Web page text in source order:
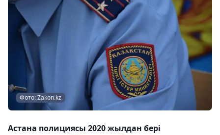
Фото: Zakon.kz
Астана полициясы 2020 жылдан бері